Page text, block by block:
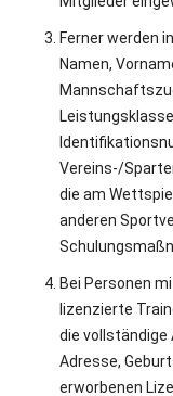
Ferner werden
Namen,
Vereins-/
die am
anderen
Bei Personen
lizenzierte
die vollständige
Adresse,
erworbenen